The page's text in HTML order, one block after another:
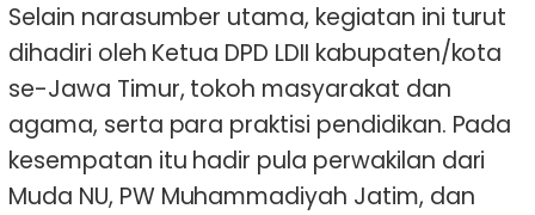
Selain narasumber utama, kegiatan ini turut
dihadiri oleh Ketua DPD LDII kabupaten/kota
se-Jawa Timur, tokoh masyarakat dan
agama, serta para praktisi pendidikan. Pada
kesempatan itu hadir pula perwakilan dari
Muda NU, PW Muhammadiyah Jatim, dan